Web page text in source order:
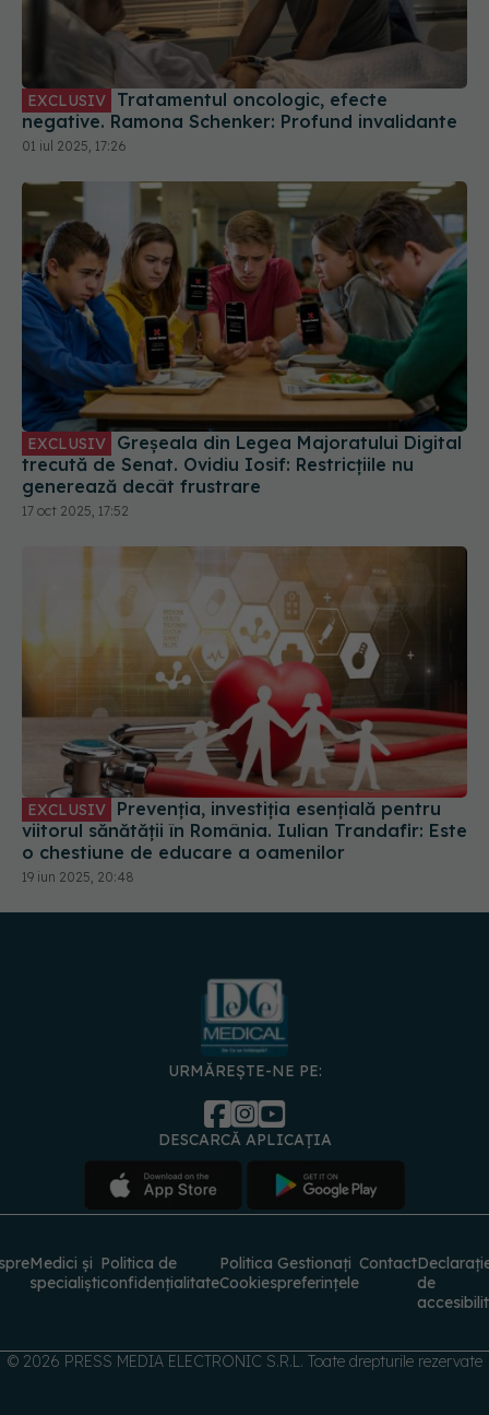
EXCLUSIV
negative. Ramona Schenker: Profund invalidante
01 iul 2025, 17:26
EXCLUSIV
trecută de Senat. Ovidiu Iosif: Restricțiile nu
generează decât frustrare
17 oct 2025, 17:52
EXCLUSIV
viitorul sănătății în România. Iulian Trandafir: Este
o chestiune de educare a oamenilor
19 iun 2025, 20:48
URMĂREȘTE-NE PE:
DESCARCĂ APLICAȚIA
Medici și
specialiști
Politica de
confidențialitate
Politica
Cookies
Gestionați
preferințele
Contact
de
© 2026 PRESS MEDIA ELECTRONIC S.R.L. Toate drepturile rezervate